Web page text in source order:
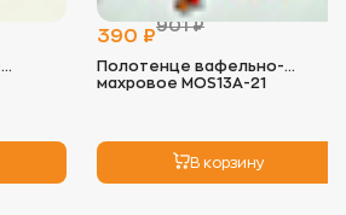
сушильную машину на
Это помогает сохранить
деликатной глажки с низкой
390 ₽
901 ₽
Полотенце вафельно-
махровое MOS13A-21
В корзину